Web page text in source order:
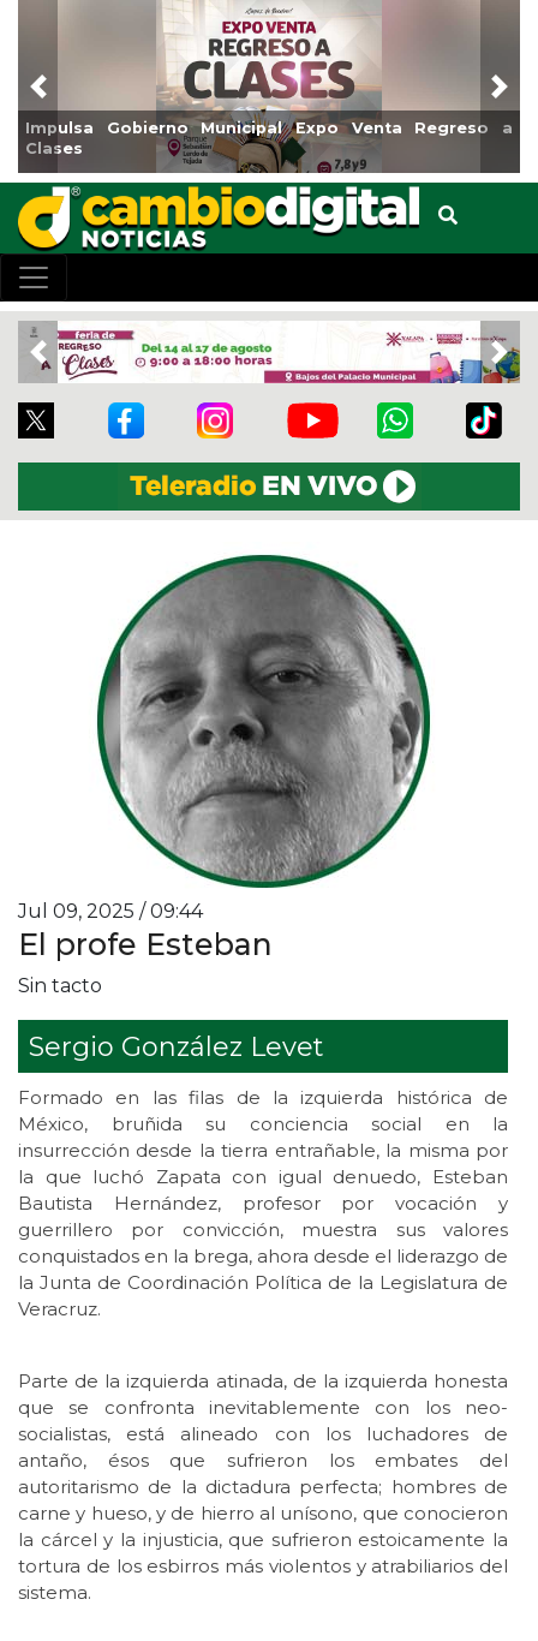
Expo Venta Regreso a
Reabrirá
Centro
Previous
Previous
Jul 09, 2025 / 09:44
El profe Esteban
Sin tacto
Sergio González Levet
Formado en las filas de la izquierda histórica de
México, bruñida su conciencia social en la
insurrección desde la tierra entrañable, la misma por
la que luchó Zapata con igual denuedo, Esteban
Bautista Hernández, profesor por vocación y
guerrillero por convicción, muestra sus valores
conquistados en la brega, ahora desde el liderazgo de
la Junta de Coordinación Política de la Legislatura de
Veracruz.
Parte de la izquierda atinada, de la izquierda honesta
que se confronta inevitablemente con los neo-
socialistas, está alineado con los luchadores de
antaño, ésos que sufrieron los embates del
autoritarismo de la dictadura perfecta; hombres de
carne y hueso, y de hierro al unísono, que conocieron
la cárcel y la injusticia, que sufrieron estoicamente la
tortura de los esbirros más violentos y atrabiliarios del
sistema.